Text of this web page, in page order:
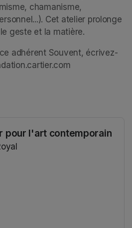
chamanisme,
Cet atelier prolonge
geste et la matière.
adhérent Souvent, écrivez-
pour l'art contemporain